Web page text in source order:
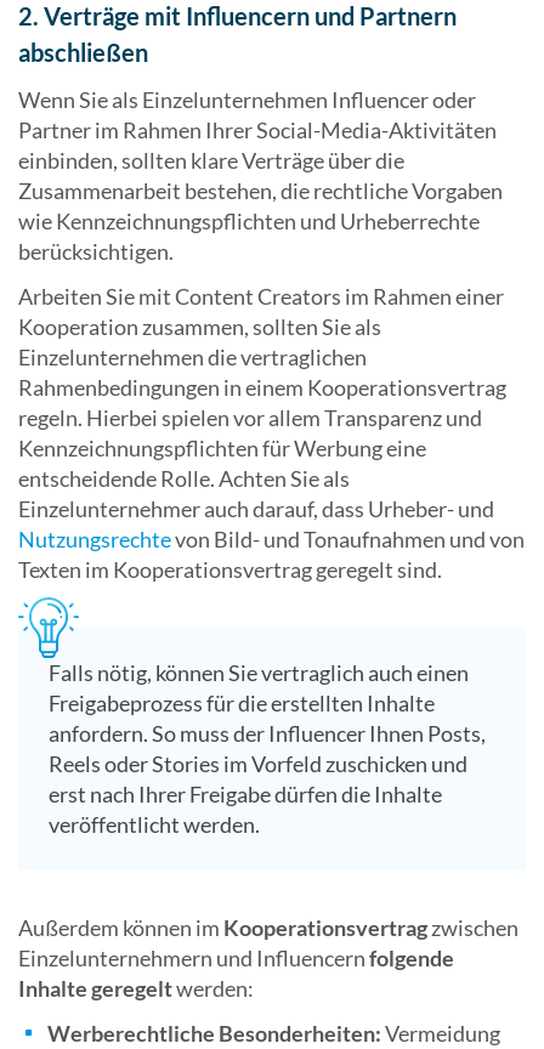
2. Verträge mit Influencern und Partnern
abschließen
Wenn Sie als Einzelunternehmen Influencer oder
Partner im Rahmen Ihrer Social-Media-Aktivitäten
einbinden, sollten klare Verträge über die
Zusammenarbeit bestehen, die rechtliche Vorgaben
wie Kennzeichnungspflichten und Urheberrechte
berücksichtigen.
Arbeiten Sie mit Content Creators im Rahmen einer
Kooperation zusammen, sollten Sie als
Einzelunternehmen die vertraglichen
Rahmenbedingungen in einem Kooperationsvertrag
regeln. Hierbei spielen vor allem Transparenz und
Kennzeichnungspflichten für Werbung eine
entscheidende Rolle. Achten Sie als
Einzelunternehmer auch darauf, dass Urheber- und
Nutzungsrechtevon Bild- und Tonaufnahmen und von
Texten im Kooperationsvertrag geregelt sind.
Falls nötig, können Sie vertraglich auch einen
Freigabeprozess für die erstellten Inhalte
anfordern. So muss der Influencer Ihnen Posts,
Reels oder Stories im Vorfeld zuschicken und
erst nach Ihrer Freigabe dürfen die Inhalte
veröffentlicht werden.
Außerdem können im Kooperationsvertragzwischen
Einzelunternehmern und Influencernfolgende
Inhalte geregeltwerden:
Werberechtliche Besonderheiten:Vermeidung